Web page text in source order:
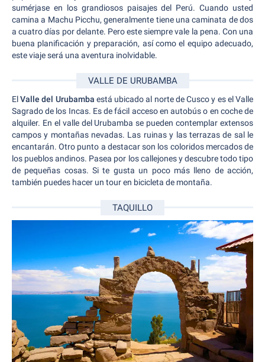
sumérjase en los grandiosos paisajes del Perú. Cuando usted
camina a Machu Picchu, generalmente tiene una caminata de dos
a cuatro días por delante. Pero este siempre vale la pena. Con una
buena planificación y preparación, así como el equipo adecuado,
este viaje será una aventura inolvidable.
VALLE DE URUBAMBA
ElValle del Urubamba está ubicado al norte de Cusco y es el Valle
Sagrado de los Incas. Es de fácil acceso en autobús o en coche de
alquiler. En el valle del Urubamba se pueden contemplar extensos
campos y montañas nevadas. Las ruinas y las terrazas de sal le
encantarán. Otro punto a destacar son los coloridos mercados de
los pueblos andinos. Pasea por los callejones y descubre todo tipo
de pequeñas cosas. Si te gusta un poco más lleno de acción,
también puedes hacer un tour en bicicleta de montaña.
TAQUILLO